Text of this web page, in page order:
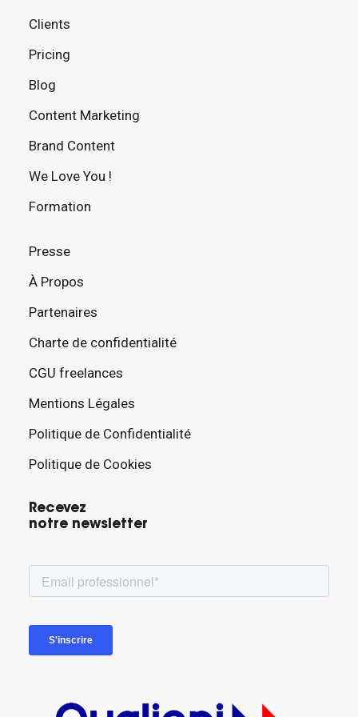
Clients
Pricing
Blog
Content Marketing
Brand Content
We Love You !
Formation
Presse
À Propos
Partenaires
Charte de confidentialité
CGU freelances
Mentions Légales
Politique de Confidentialité
Politique de Cookies
Recevez
notre newsletter